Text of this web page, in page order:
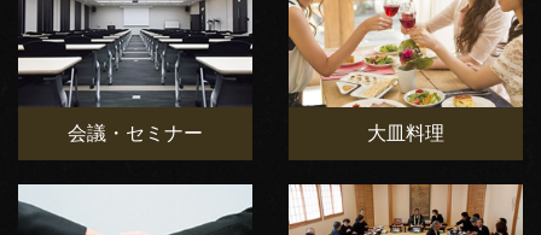
会議・セミナー 大皿料理